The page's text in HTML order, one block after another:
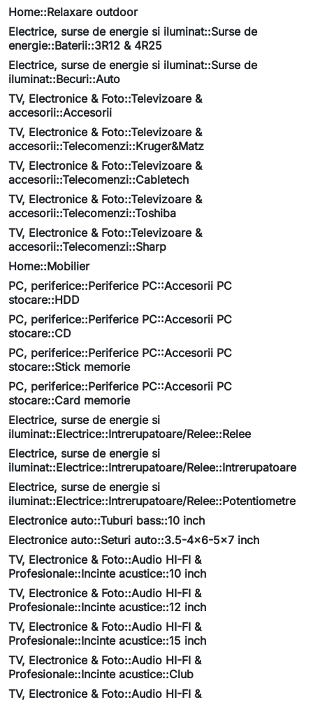
Home::Relaxare outdoor
Electrice, surse de energie si iluminat::Surse de
energie::Baterii::3R12 & 4R25
Electrice, surse de energie si iluminat::Surse de
iluminat::Becuri::Auto
TV, Electronice & Foto::Televizoare &
accesorii::Accesorii
TV, Electronice & Foto::Televizoare &
accesorii::Telecomenzi::Kruger&Matz
TV, Electronice & Foto::Televizoare &
accesorii::Telecomenzi::Cabletech
TV, Electronice & Foto::Televizoare &
accesorii::Telecomenzi::Toshiba
TV, Electronice & Foto::Televizoare &
accesorii::Telecomenzi::Sharp
Home::Mobilier
PC, periferice::Periferice PC::Accesorii PC
stocare::HDD
PC, periferice::Periferice PC::Accesorii PC
stocare::CD
PC, periferice::Periferice PC::Accesorii PC
stocare::Stick memorie
PC, periferice::Periferice PC::Accesorii PC
stocare::Card memorie
Electrice, surse de energie si
iluminat::Electrice::Intrerupatoare/Relee::Relee
Electrice, surse de energie si
iluminat::Electrice::Intrerupatoare/Relee::Intrerupatoare
Electrice, surse de energie si
iluminat::Electrice::Intrerupatoare/Relee::Potentiometre
Electronice auto::Tuburi bass::10 inch
Electronice auto::Seturi auto::3.5-4x6-5x7 inch
TV, Electronice & Foto::Audio HI-FI &
Profesionale::Incinte acustice::10 inch
TV, Electronice & Foto::Audio HI-FI &
Profesionale::Incinte acustice::12 inch
TV, Electronice & Foto::Audio HI-FI &
Profesionale::Incinte acustice::15 inch
TV, Electronice & Foto::Audio HI-FI &
Profesionale::Incinte acustice::Club
TV, Electronice & Foto::Audio HI-FI &